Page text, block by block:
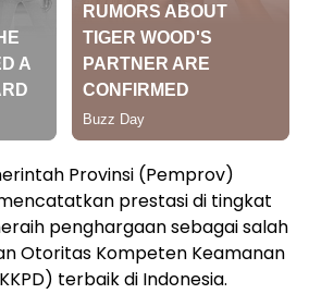
Provinsi (Pemprov)
prestasi di tingkat
penghargaan sebagai salah
Otoritas Kompeten Keamanan
terbaik di Indonesia.